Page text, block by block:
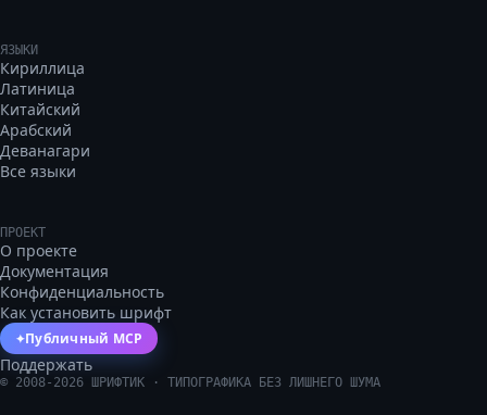
ЯЗЫКИ
Кириллица
Латиница
Китайский
Арабский
Деванагари
Все языки
ПРОЕКТ
О проекте
Документация
Конфиденциальность
Как установить шрифт
✦Публичный MCP
Поддержать
© 2008- 2026 ШРИФТИК · ТИПОГРАФИКА БЕЗ ЛИШНЕГО ШУМА